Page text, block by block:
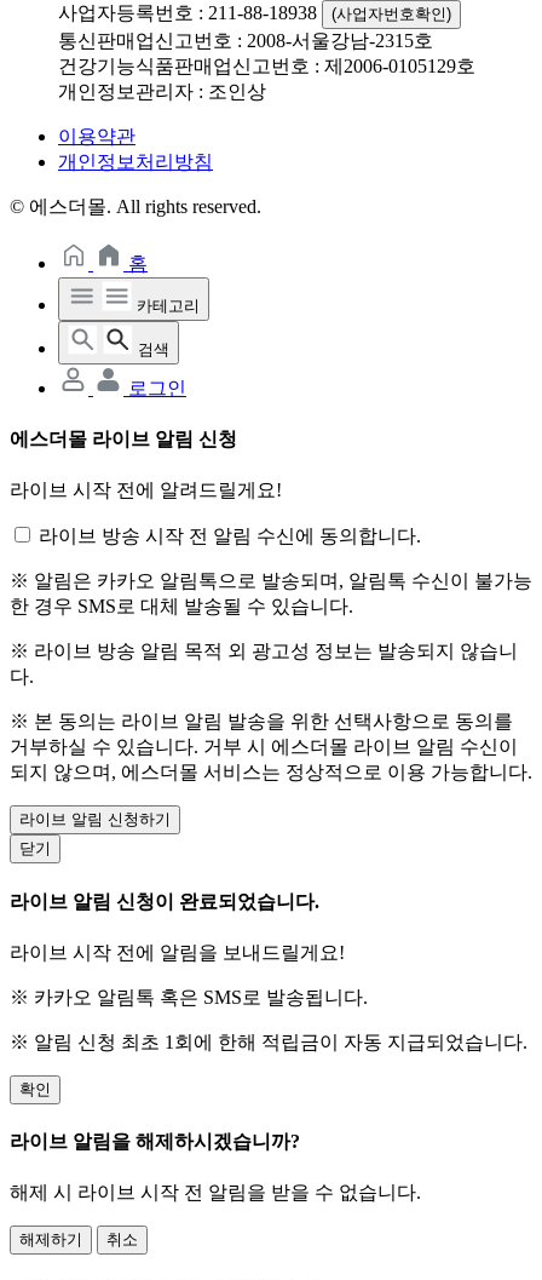
사업자등록번호 : 211-88-18938
(사업자번호확인)
통신판매업신고번호 : 2008-서울강남-2315호
건강기능식품판매업신고번호 : 제2006-0105129호
개인정보관리자 : 조인상
이용약관
개인정보처리방침
© 에스더몰. All rights reserved.
홈
카테고리
검색
로그인
에스더몰 라이브 알림 신청
라이브 시작 전에 알려드릴게요!
라이브 방송 시작 전 알림 수신에 동의합니다.
※ 알림은 카카오 알림톡으로 발송되며, 알림톡 수신이 불가능
한 경우 SMS로 대체 발송될 수 있습니다.
※ 라이브 방송 알림 목적 외 광고성 정보는 발송되지 않습니
다.
※ 본 동의는 라이브 알림 발송을 위한 선택사항으로 동의를
거부하실 수 있습니다. 거부 시 에스더몰 라이브 알림 수신이
되지 않으며, 에스더몰 서비스는 정상적으로 이용 가능합니다.
라이브 알림 신청하기
닫기
라이브 알림 신청이 완료되었습니다.
라이브 시작 전에 알림을 보내드릴게요!
※ 카카오 알림톡 혹은 SMS로 발송됩니다.
※ 알림 신청 최초 1회에 한해 적립금이 자동 지급되었습니다.
확인
라이브 알림을 해제하시겠습니까?
해제 시 라이브 시작 전 알림을 받을 수 없습니다.
해제하기 취소